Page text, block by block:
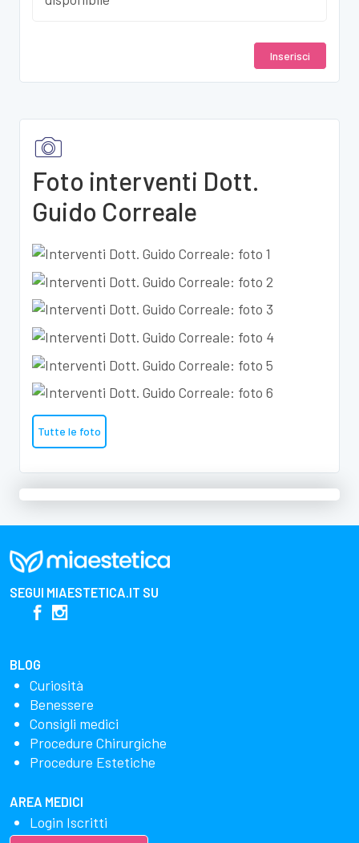
Inserisci
Foto interventi Dott.
Guido Correale
Tutte le foto
SEGUI MIAESTETICA.IT SU
BLOG
Curiosità
Benessere
Consigli medici
Procedure Chirurgiche
Procedure Estetiche
AREA MEDICI
Login Iscritti